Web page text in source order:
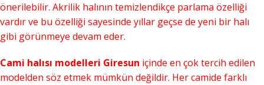
önerilebilir. Akrilik halının temizlendikçe parlama özelliği
vardır ve bu özelliği sayesinde yıllar geçse de yeni bir halı
gibi görünmeye devam eder.
Cami halısı modelleri Giresun içinde en çok tercih edilen
modelden söz etmek mümkün değildir. Her camide farklı